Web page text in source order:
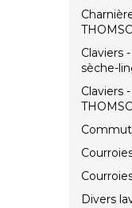
Claviers
sèche-
Claviers
Divers